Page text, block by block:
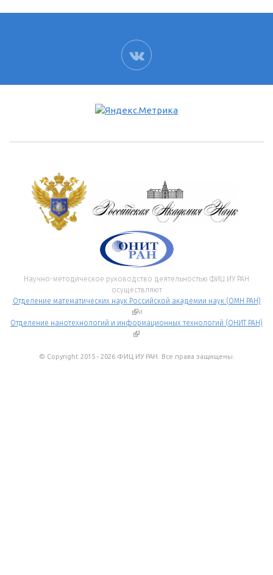
ВК
Научно-методическое руководство деятельностью ФИЦ ИУ РАН
осуществляют
Отделение математических наук Российской академии наук (ОМН РАН)
(внешняя ссылка)
и
Отделение нанотехнологий и информационных технологий (ОНИТ РАН)
(внешняя ссылка)
.
© Copyright 2015 - 2026 ФИЦ ИУ РАН. Все права защищены.